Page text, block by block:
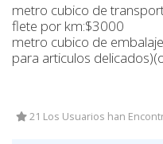
metro cubico de
flete por km:$3000
metro cubico de
para articulos
21 Los Usuarios han